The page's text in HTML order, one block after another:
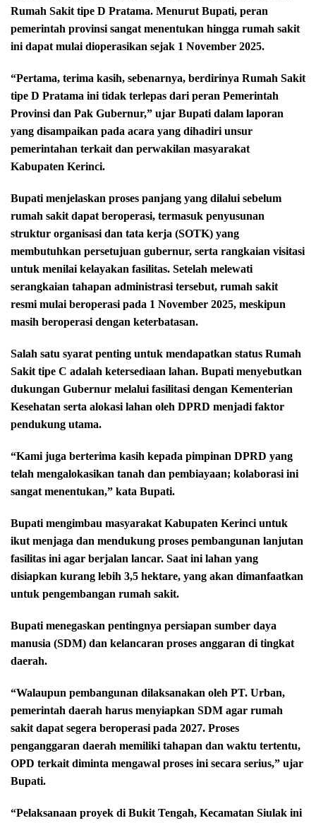
Rumah Sakit tipe D Pratama. Menurut Bupati, peran
pemerintah provinsi sangat menentukan hingga rumah sakit
ini dapat mulai dioperasikan sejak 1 November 2025.
“Pertama, terima kasih, sebenarnya, berdirinya Rumah Sakit
tipe D Pratama ini tidak terlepas dari peran Pemerintah
Provinsi dan Pak Gubernur,” ujar Bupati dalam laporan
yang disampaikan pada acara yang dihadiri unsur
pemerintahan terkait dan perwakilan masyarakat
Kabupaten Kerinci.
Bupati menjelaskan proses panjang yang dilalui sebelum
rumah sakit dapat beroperasi, termasuk penyusunan
struktur organisasi dan tata kerja (SOTK) yang
membutuhkan persetujuan gubernur, serta rangkaian visitasi
untuk menilai kelayakan fasilitas. Setelah melewati
serangkaian tahapan administrasi tersebut, rumah sakit
resmi mulai beroperasi pada 1 November 2025, meskipun
masih beroperasi dengan keterbatasan.
Salah satu syarat penting untuk mendapatkan status Rumah
Sakit tipe C adalah ketersediaan lahan. Bupati menyebutkan
dukungan Gubernur melalui fasilitasi dengan Kementerian
Kesehatan serta alokasi lahan oleh DPRD menjadi faktor
pendukung utama.
“Kami juga berterima kasih kepada pimpinan DPRD yang
telah mengalokasikan tanah dan pembiayaan; kolaborasi ini
sangat menentukan,” kata Bupati.
Bupati mengimbau masyarakat Kabupaten Kerinci untuk
ikut menjaga dan mendukung proses pembangunan lanjutan
fasilitas ini agar berjalan lancar. Saat ini lahan yang
disiapkan kurang lebih 3,5 hektare, yang akan dimanfaatkan
untuk pengembangan rumah sakit.
Bupati menegaskan pentingnya persiapan sumber daya
manusia (SDM) dan kelancaran proses anggaran di tingkat
daerah.
“Walaupun pembangunan dilaksanakan oleh PT. Urban,
pemerintah daerah harus menyiapkan SDM agar rumah
sakit dapat segera beroperasi pada 2027. Proses
penganggaran daerah memiliki tahapan dan waktu tertentu,
OPD terkait diminta mengawal proses ini secara serius,” ujar
Bupati.
“Pelaksanaan proyek di Bukit Tengah, Kecamatan Siulak ini